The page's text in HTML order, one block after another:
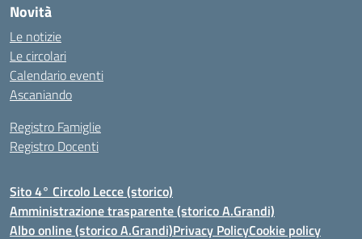
Novità
Le notizie
Le circolari
Calendario eventi
Ascaniando
Registro Famiglie
Registro Docenti
Sito 4° Circolo Lecce (storico)
Amministrazione trasparente (storico A.Grandi)
Albo online (storico A.Grandi)Privacy PolicyCookie policy